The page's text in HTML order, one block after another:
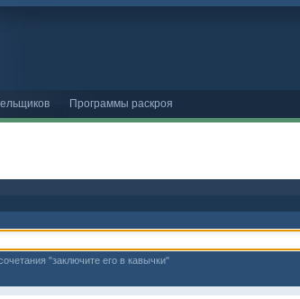
Программы раскроя
"заключите его в кавычки"